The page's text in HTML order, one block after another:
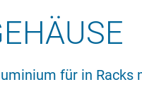
für in